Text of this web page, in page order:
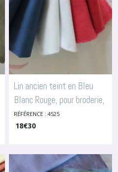
Lin ancien teint en Bleu
Blanc Rouge, pour broderie,
arts textiles,
6x25(30)x25(30)cm,
RÉFÉRENCE : 4525
18€30